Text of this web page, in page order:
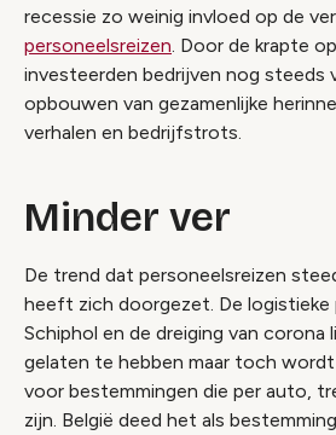
recessie zo weinig invloed op de
personeelsreizen. Door de krapte
investeerden bedrijven nog steeds
opbouwen van gezamenlijke
verhalen en bedrijfstrots.
Minder ver
De trend dat personeelsreizen
heeft zich doorgezet. De logistieke
Schiphol en de dreiging van corona
gelaten te hebben maar toch wordt
voor bestemmingen die per auto,
zijn. België deed het als